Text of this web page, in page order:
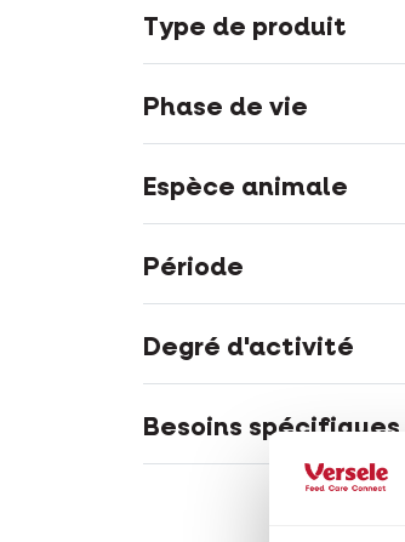
Type de produit
Phase de vie
Espèce animale
Période
Degré d'activité
Besoins spécifiques